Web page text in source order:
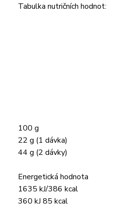
Tabulka nutričních hodnot:
100 g
22 g (1 dávka)
44 g (2 dávky)
Energetická hodnota
1635 kJ/386 kcal
360 kJ 85 kcal